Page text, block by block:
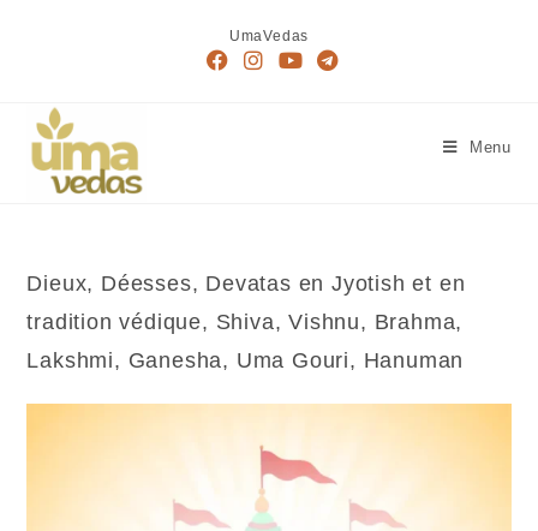
UmaVedas
Menu
Dieux, Déesses, Devatas en Jyotish et en
tradition védique, Shiva, Vishnu, Brahma,
Lakshmi, Ganesha, Uma Gouri, Hanuman